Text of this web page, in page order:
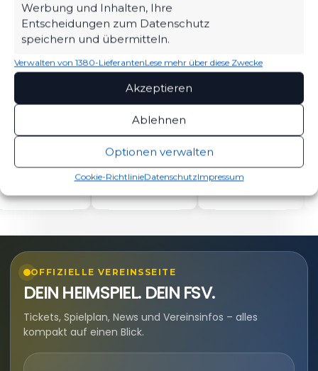
Werbung und Inhalten, Ihre
Entscheidungen zum Datenschutz
speichern und übermitteln.
Verwalten von 1380-LieferantenLese mehr über diese Zwecke
Akzeptieren
Ablehnen
Optionen verwalten
Cookie-RichtlinieDatenschutzImpressum
HERBER DÄMPFER AUF DEM WEG ZUM
KLASSENERHALT
OFFIZIELLE VEREINSSEITE
DEIN HEIMSPIEL. DEIN FSV.
Tickets, Spielplan, News und Vereinsinfos – alles
kompakt auf einen Blick.